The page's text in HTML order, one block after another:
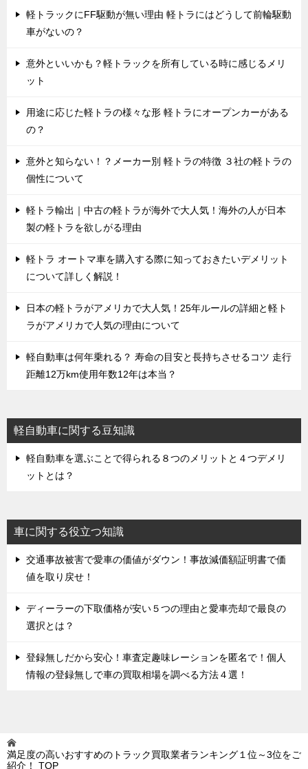
軽トラックにFF駆動が無い理由 軽トラにはどうして前輪駆動
車がないの？
意外といいかも？軽トラックを所有している時に感じるメリ
ット
用途に応じた軽トラの様々な形 軽トラにオープンカーがある
の？
意外と知らない！？メーカー別 軽トラの特徴 ３社の軽トラの
個性について
軽トラ輸出｜中古の軽トラが海外で大人気！海外の人が日本
製の軽トラを欲しがる理由
軽トラ オートマ車を購入する際に知っておきたいデメリット
について詳しく解説！
日本の軽トラがアメリカで大人気！25年ルールの詳細と軽ト
ラがアメリカで人気の理由について
軽自動車は何年乗れる？ 寿命の目安と長持ちさせるコツ 走行
距離12万km使用年数12年は本当？
軽自動車に関する豆知識
軽自動車を選ぶことで得られる８つのメリットと４つデメリ
ットとは？
車に関する役立つ知識
交通事故被害で愛車の価値がダウン！事故減価額証明書で価
値を取り戻せ！
ディーラーの下取価格が安い５つの理由と愛車売却で最良の
選択とは？
登録無しだから安心！車査定趣味レーションを匿名で！個人
情報の登録無しで車の買取相場を調べる方法４選！
満足度の高いおすすめのトラック買取業者ランキング１位～3位をご
紹介！
TOP